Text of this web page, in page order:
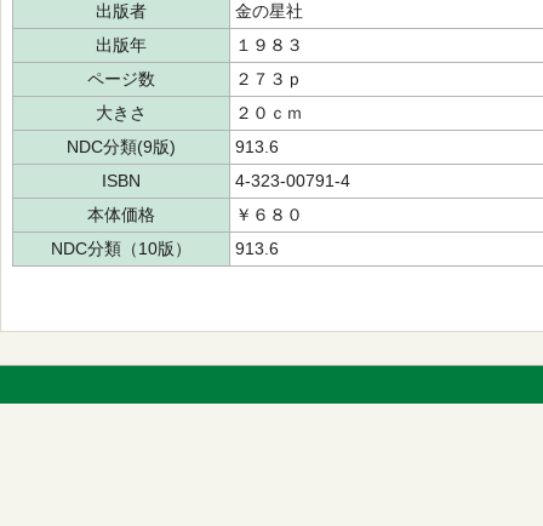
出版者
金の星社
出版年
１９８３
ページ数
２７３ｐ
大きさ
２０ｃｍ
NDC分類(9版)
913.6
ISBN
4-323-00791-4
本体価格
￥６８０
NDC分類（10版）
913.6